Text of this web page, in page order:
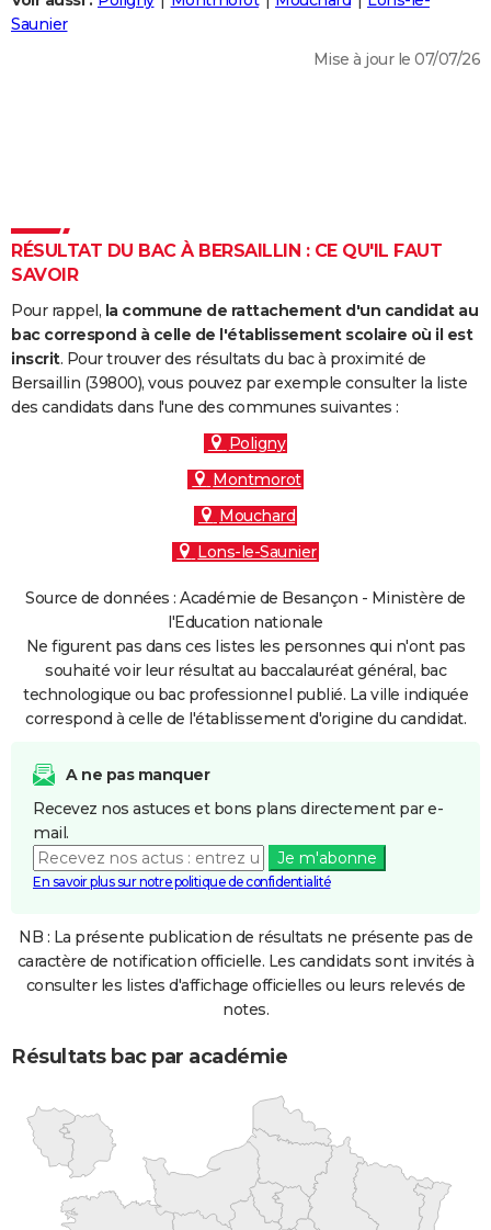
Destinations
City break
Voyage nature
Voyage de noces
Forum
Climat
+
PHOTO
Dictionnaire
Biographies
Citations
Expressions
Proverbes
PROGRAMME TV
S'inscrire
Se connecter
Lycées
Collèges
Primaires
Universités
Entreprises
Service militaire
Avis de recherche
AVIS DE DÉCÈS
FORUM
Saunier
Mise à jour le 07/07/26
RÉSULTAT DU BAC À BERSAILLIN : CE QU'IL FAUT
SAVOIR
Pour rappel, la commune de rattachement d'un candidat au
bac correspond à celle de l'établissement scolaire où il est
inscrit. Pour trouver des résultats du bac à proximité de
Bersaillin (39800), vous pouvez par exemple consulter la liste
des candidats dans l'une des communes suivantes :
Poligny
Montmorot
Mouchard
Lons-le-Saunier
Source de données : Académie de Besançon - Ministère de
l'Education nationale
Ne figurent pas dans ces listes les personnes qui n'ont pas
souhaité voir leur résultat au baccalauréat général, bac
technologique ou bac professionnel publié. La ville indiquée
correspond à celle de l'établissement d'origine du candidat.
A ne pas manquer
Recevez nos astuces et bons plans directement par e-
mail.
Je m'abonne
En savoir plus sur notre politique de confidentialité
NB : La présente publication de résultats ne présente pas de
caractère de notification officielle. Les candidats sont invités à
consulter les listes d'affichage officielles ou leurs relevés de
notes.
Résultats bac par académie